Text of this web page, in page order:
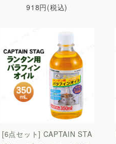
918円(税込)
[6点セット] CAPTAIN STA